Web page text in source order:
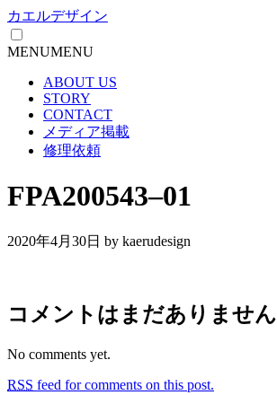
カエルデザイン
MENUMENU
ABOUT US
STORY
CONTACT
メディア掲載
修理依頼
FPA200543–01
2020年4月30日 by kaerudesign
コメントはまだありません
No comments yet.
RSS feed for comments on this post.